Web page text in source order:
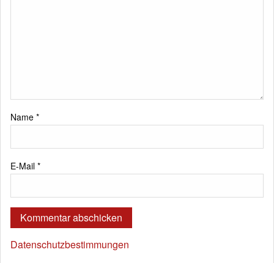
Name *
E-Mail *
Datenschutzbestimmungen